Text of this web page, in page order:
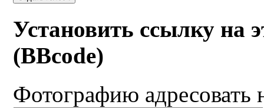
Установить ссылку на
(BBcode)
Фотографию